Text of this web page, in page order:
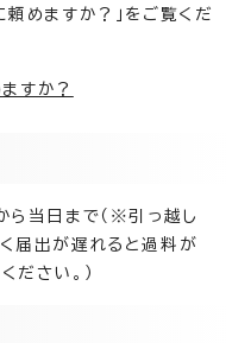
頼めますか？」をご覧くだ
すか？
当日まで（※引っ越し
届出が遅れると過料が
ださい。）